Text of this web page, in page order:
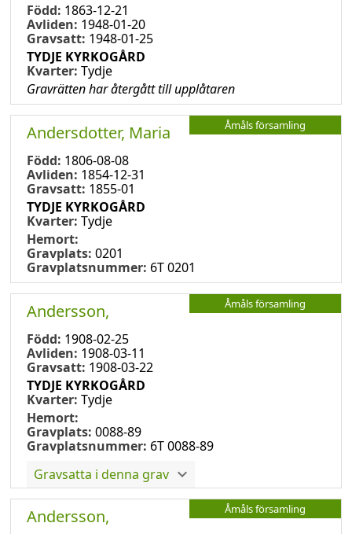
Född: 1863-12-21
Avliden: 1948-01-20
Gravsatt: 1948-01-25
TYDJE KYRKOGÅRD
Kvarter: Tydje
Gravrätten har återgått till upplåtaren
Åmåls församling
Andersdotter, Maria
Född: 1806-08-08
Avliden: 1854-12-31
Gravsatt: 1855-01
TYDJE KYRKOGÅRD
Kvarter: Tydje
Hemort:
Gravplats: 0201
Gravplatsnummer: 6T 0201
Åmåls församling
Andersson,
Född: 1908-02-25
Avliden: 1908-03-11
Gravsatt: 1908-03-22
TYDJE KYRKOGÅRD
Kvarter: Tydje
Hemort:
Gravplats: 0088-89
Gravplatsnummer: 6T 0088-89
Gravsatta i denna grav
Åmåls församling
Andersson,